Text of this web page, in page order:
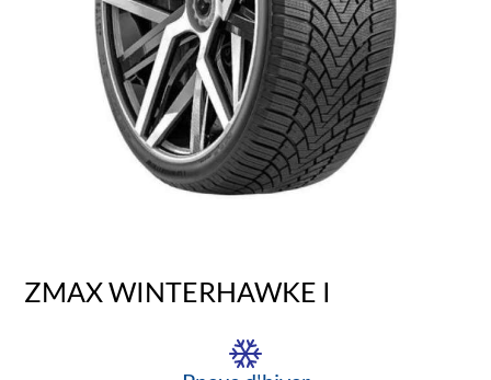
ZMAX WINTERHAWKE I